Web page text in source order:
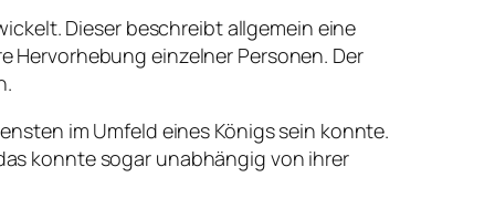
Dieser beschreibt allgemein eine
einzelner Personen. Der
im Umfeld eines Königs sein konnte.
konnte sogar unabhängig von ihrer